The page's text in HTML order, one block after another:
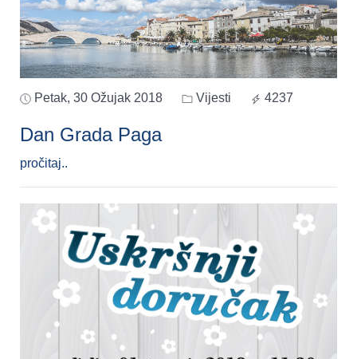
Petak, 30 Ožujak 2018 Vijesti 4237
Dan Grada Paga
pročitaj..